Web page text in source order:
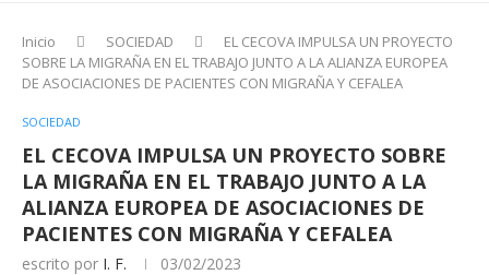
Inicio SOCIEDAD
EL CECOVA IMPULSA UN PROYECTO
SOBRE LA MIGRAÑA EN EL TRABAJO JUNTO A LA ALIANZA EUROPEA
DE ASOCIACIONES DE PACIENTES CON MIGRAÑA Y CEFALEA
SOCIEDAD
EL CECOVA IMPULSA UN PROYECTO SOBRE
LA MIGRAÑA EN EL TRABAJO JUNTO A LA
ALIANZA EUROPEA DE ASOCIACIONES DE
PACIENTES CON MIGRAÑA Y CEFALEA
escrito por I. F. 03/02/2023